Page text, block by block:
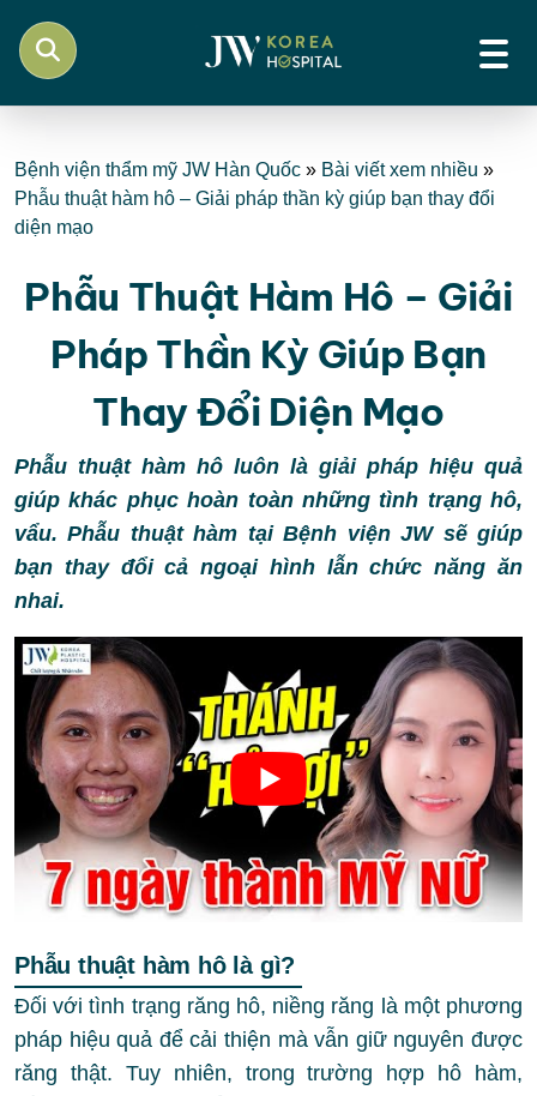
Bệnh viện thẩm mỹ JW Hàn Quốc » Bài viết xem nhiều »
Phẫu thuật hàm hô – Giải pháp thần kỳ giúp bạn thay đổi
diện mạo
Phẫu Thuật Hàm Hô – Giải
Pháp Thần Kỳ Giúp Bạn
Thay Đổi Diện Mạo
Phẫu thuật hàm hô luôn là giải pháp hiệu quả
giúp khác phục hoàn toàn những tình trạng hô,
vẩu. Phẫu thuật hàm tại Bệnh viện JW sẽ giúp
bạn thay đổi cả ngoại hình lẫn chức năng ăn
nhai.
Phẫu thuật hàm hô là gì?
Đối với tình trạng răng hô, niềng răng là một phương
pháp hiệu quả để cải thiện mà vẫn giữ nguyên được
răng thật. Tuy nhiên, trong trường hợp hô hàm,